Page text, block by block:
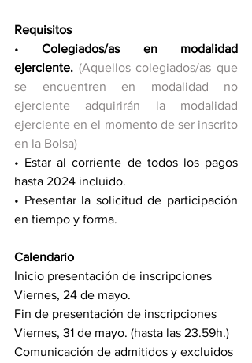
Requisitos
• Colegiados/as en modalidad
ejerciente. (Aquellos colegiados/as que
se encuentren en modalidad no
ejerciente adquirirán la modalidad
ejerciente en el momento de ser inscrito
en la Bolsa)
• Estar al corriente de todos los pagos
hasta 2024 incluido.
• Presentar la solicitud de participación
en tiempo y forma.
Calendario
Inicio presentación de inscripciones
Viernes, 24 de mayo.
Fin de presentación de inscripciones
Viernes, 31 de mayo. (hasta las 23.59h.)
Comunicación de admitidos y excluidos